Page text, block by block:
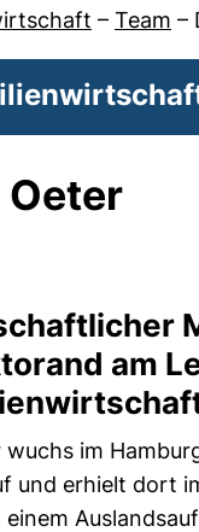
– Team –
Oeter
am
wuchs im
und erhielt dort
einem